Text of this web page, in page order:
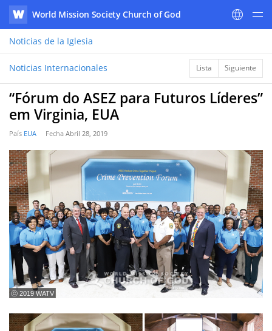
WATV
World Mission Society Church of God
Noticias de la Iglesia
Noticias Internacionales Lista Siguiente
“Fórum do ASEZ para Futuros Líderes”
em Virginia, EUA
País EUA Fecha Abril 28, 2019
ⓒ 2019 WATV